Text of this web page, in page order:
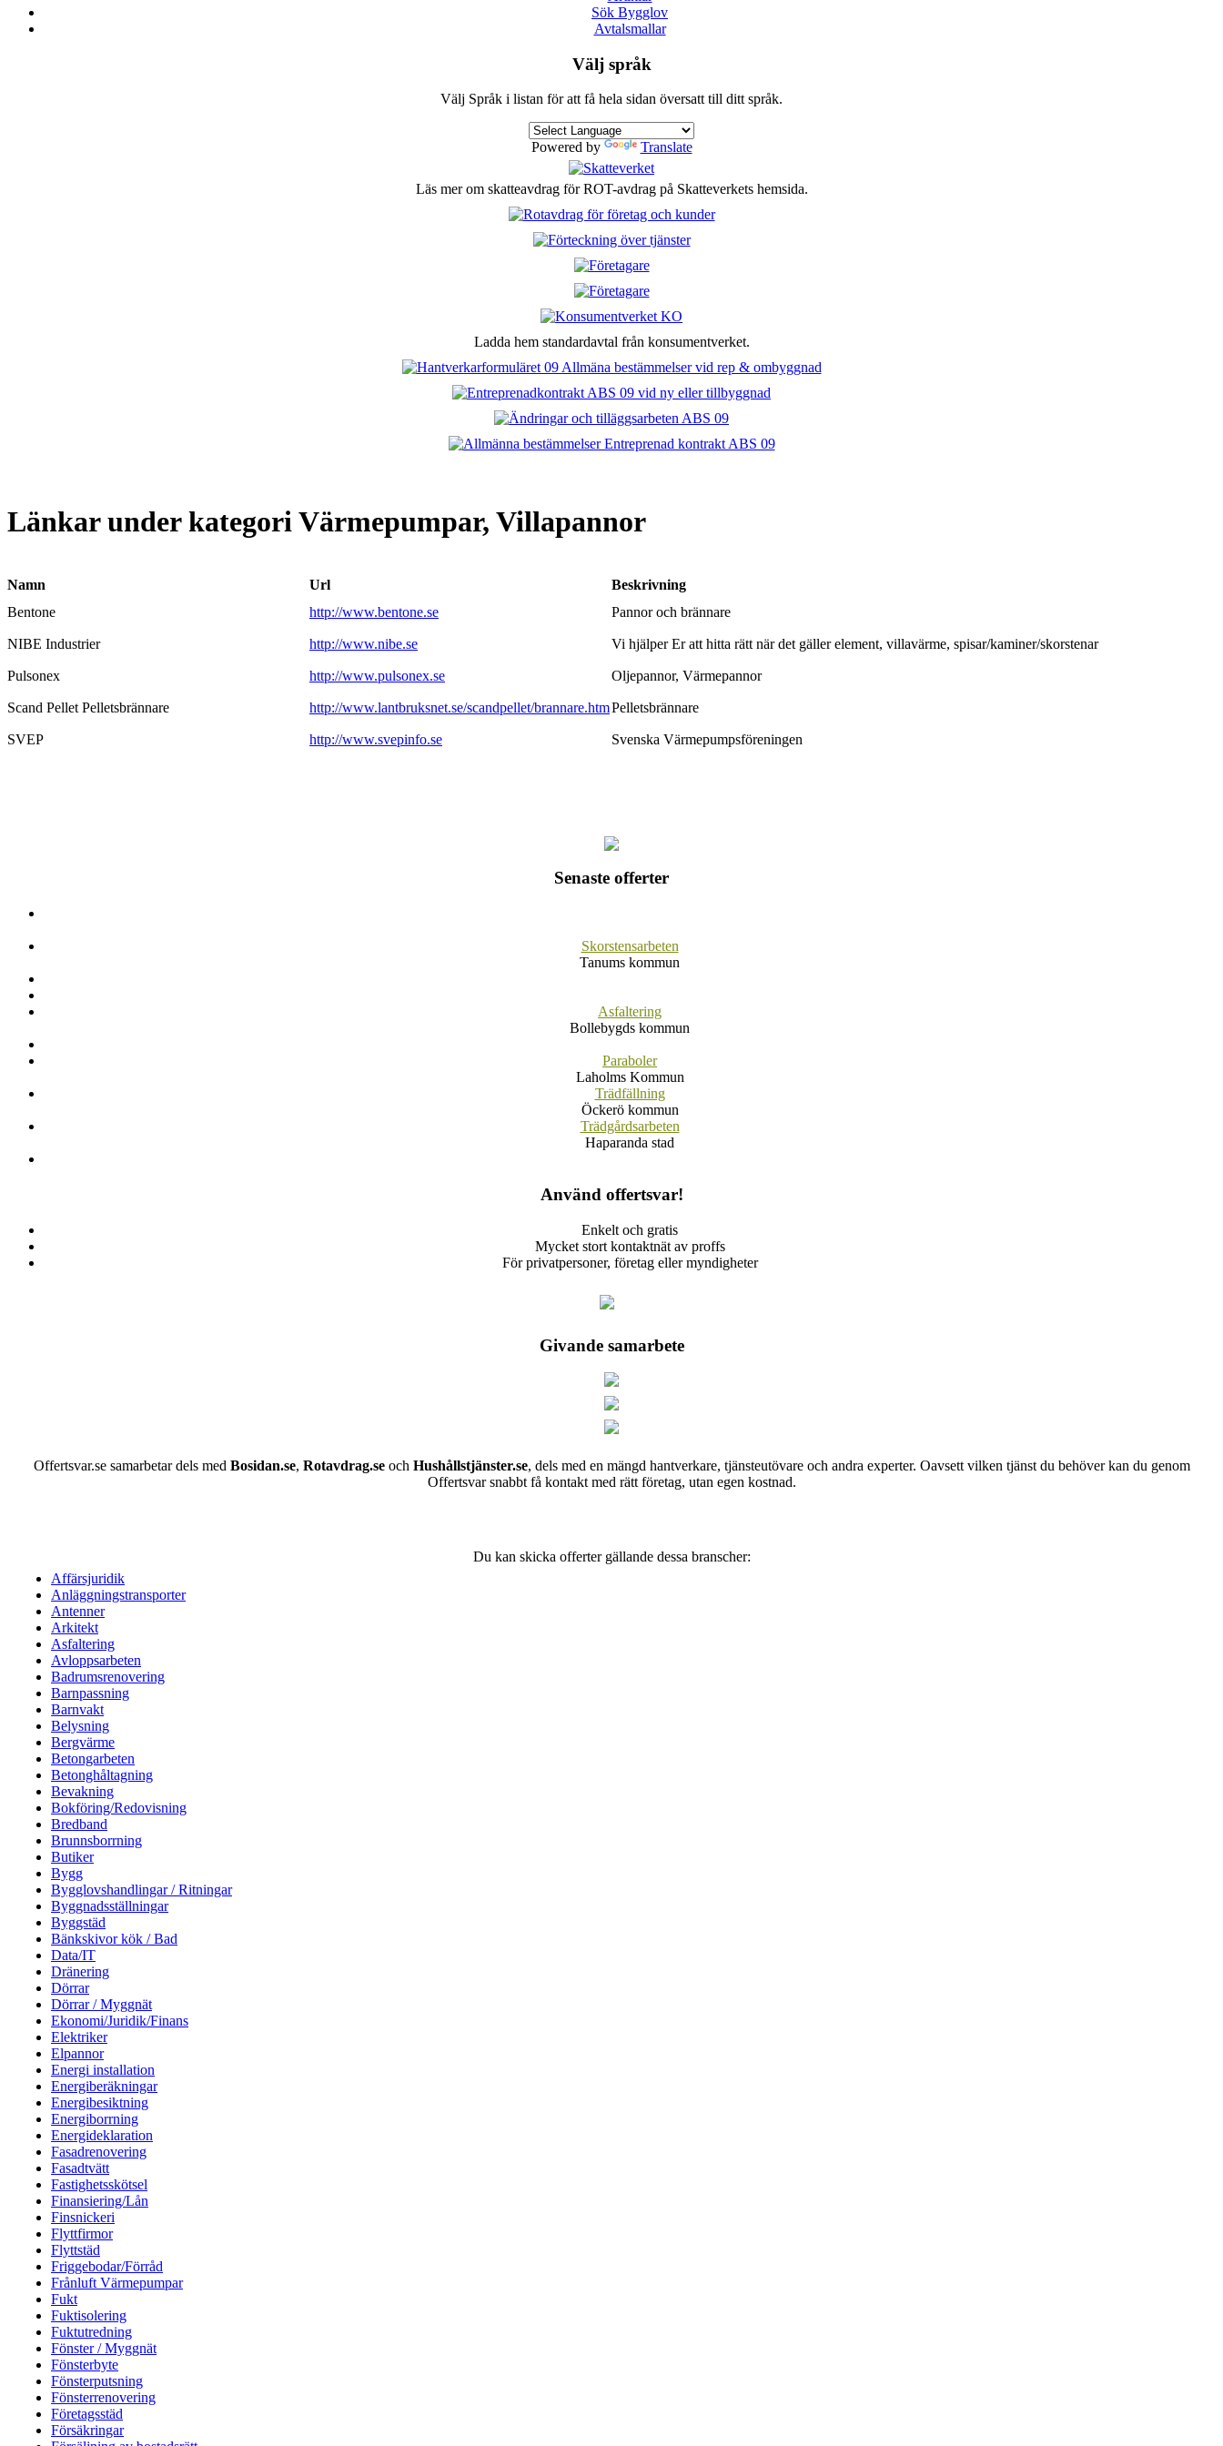
Sök Bygglov
Avtalsmallar
Välj språk
Välj Språk i listan för att få hela sidan översatt till ditt språk.
Powered by Translate
Läs mer om skatteavdrag för ROT-avdrag på Skatteverkets hemsida.
Ladda hem standardavtal från konsumentverket.
Länkar under kategori Värmepumpar, Villapannor
Namn Url
Beskrivning
Bentone
http://www.bentone.se Pannor och brännare
NIBE Industrier http://www.nibe.se Vi hjälper Er att hitta rätt när det gäller element, villavärme, spisar/kaminer/skorstenar
Pulsonex http://www.pulsonex.se Oljepannor, Värmepannor
Scand Pellet Pelletsbrännare http://www.lantbruksnet.se/scandpellet/brannare.htmPelletsbrännare
SVEP http://www.svepinfo.se Svenska Värmepumpsföreningen
Senaste offerter
Skorstensarbeten
Tanums kommun
Asfaltering
Bollebygds kommun
Paraboler
Laholms Kommun
Trädfällning
Öckerö kommun
Trädgårdsarbeten
Haparanda stad
Använd offertsvar!
Enkelt och gratis
Mycket stort kontaktnät av proffs
För privatpersoner, företag eller myndigheter
Givande samarbete
Offertsvar.se samarbetar dels med Bosidan.se, Rotavdrag.seoch Hushållstjänster.se, dels med en mängd hantverkare, tjänsteutövare och andra experter. Oavsett vilken tjänst du behöver kan du genom
Offertsvar snabbt få kontakt med rätt företag, utan egen kostnad.